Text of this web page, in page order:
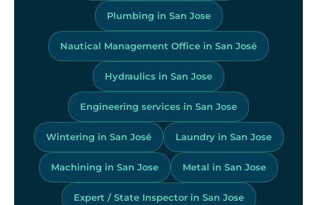
Plumbing in San Jose
Nautical Management Office in San José
Hydraulics in San Jose
Engineering services in San Jose
Wintering in San José Laundry in San Jose
Machining in San Jose Metal in San Jose
Expert / State Inspector in San Jose